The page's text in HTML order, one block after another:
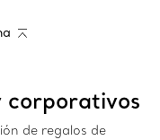
corporativos
de regalos de